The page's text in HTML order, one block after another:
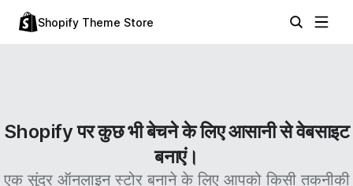
Shopify Theme Store
Shopify पर कुछ भी बेचने के लिए आसानी से वेबसाइट
बनाएं।
एक सुंदर ऑनलाइन स्टोर बनाने के लिए आपको किसी तकनीकी